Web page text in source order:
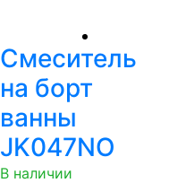
Смеситель
на борт
ванны
JK047NO
В наличии